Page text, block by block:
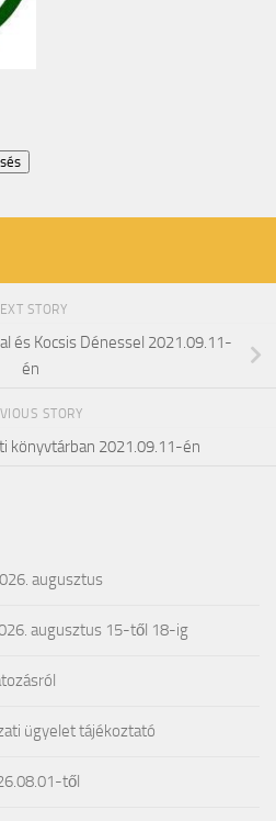
STORY
és Kocsis Dénessel 2021.09.11-
én
STORY
könyvtárban 2021.09.11-én
augusztus
augusztus 15-től 18-ig
ügyelet tájékoztató
től